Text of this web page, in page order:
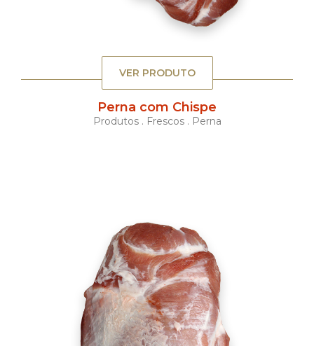
VER PRODUTO
Perna com Chispe
Produtos . Frescos . Perna